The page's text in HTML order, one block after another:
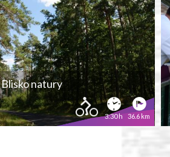
Blisko natury
3:30 h 36.6 km